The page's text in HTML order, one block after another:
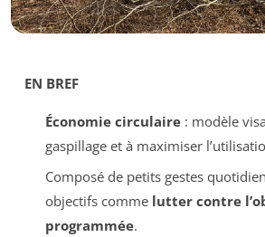
EN BREF
Économie circulaire: modèle
gaspillage et à maximiser
Composé de petits gestes
objectifs comme lutter contre
programmée.